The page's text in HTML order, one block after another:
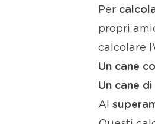
Per
propri
calcolare
Un cane
Un cane
Al